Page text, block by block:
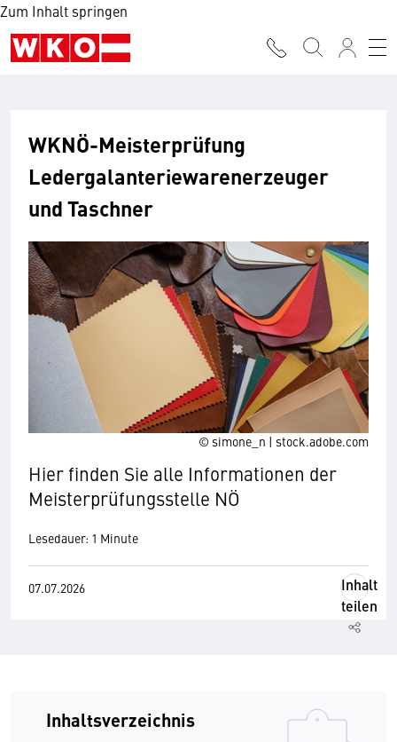
Zum Inhalt springen
© simone_n | stock.adobe.com
WKNÖ-Meisterprüfung
Ledergalanteriewarenerzeuger
und Taschner
Hier finden Sie alle Informationen der
Meisterprüfungsstelle NÖ
Lesedauer: 1 Minute
07.07.2026
Inhalt
teilen
Inhaltsverzeichnis